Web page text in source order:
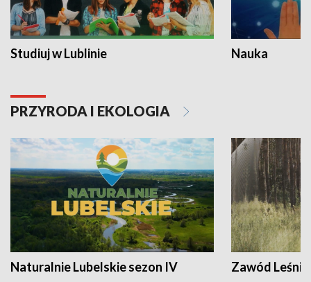
Studiuj w Lublinie Nauka
PRZYRODA I EKOLOGIA
Naturalnie Lubelskie sezon IV Zawód Leśnik